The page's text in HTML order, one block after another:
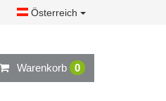
Österreich
Warenkorb 0